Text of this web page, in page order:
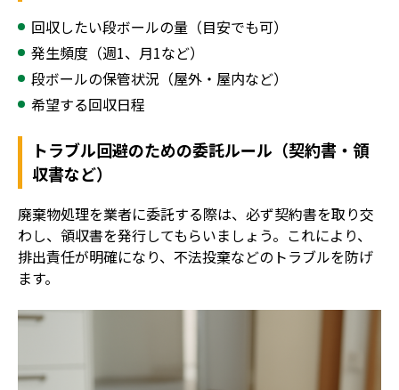
回収したい段ボールの量（目安でも可）
発生頻度（週1、月1など）
段ボールの保管状況（屋外・屋内など）
希望する回収日程
トラブル回避のための委託ルール（契約書・領
収書など）
廃棄物処理を業者に委託する際は、必ず契約書を取り交
わし、領収書を発行してもらいましょう。これにより、
排出責任が明確になり、不法投棄などのトラブルを防げ
ます。